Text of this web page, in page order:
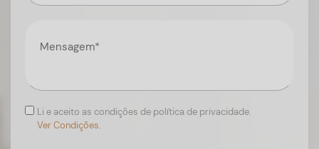
Li e aceito as condições de política de privacidade.
Ver Condições.